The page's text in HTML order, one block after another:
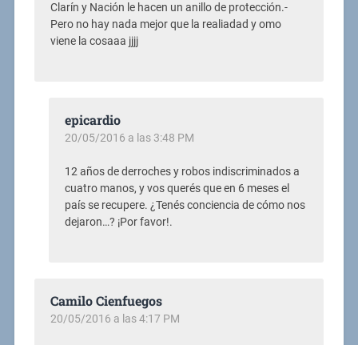
Clarín y Nación le hacen un anillo de protección.-
Pero no hay nada mejor que la realiadad y omo
viene la cosaaa jjjj
epicardio
20/05/2016 a las 3:48 PM
12 años de derroches y robos indiscriminados a
cuatro manos, y vos querés que en 6 meses el
país se recupere. ¿Tenés conciencia de cómo nos
dejaron…? ¡Por favor!.
Camilo Cienfuegos
20/05/2016 a las 4:17 PM